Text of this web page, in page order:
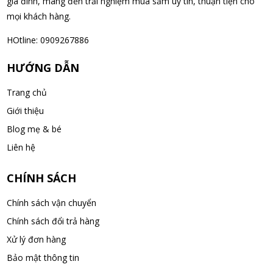
Nguyễn Văn Cảnh đã mua sản phẩm Sữa Meiji số 0 Hohoemi
não Noguchi Ekisu 200 Viên
09/08/2026
Võ Huỳnh Lanh đã mua sản phẩm Viên uống tiền đình bổ não
09/08/2026
Thạch Quốc Lâm đã mua sản phẩm Sữa Meiji số 0 Hohoemi
Milk (0-1 tuổi), hàng nội địa Nhật (hộp thiếc 800g)
09/08/2026
mọi khách hàng.
HOtline: 0909267886
HƯỚNG DẪN
Trang chủ
Giới thiệu
Blog mẹ & bé
Liên hệ
CHÍNH SÁCH
Chính sách vận chuyển
Chính sách đổi trả hàng
Xử lý đơn hàng
Bảo mật thông tin